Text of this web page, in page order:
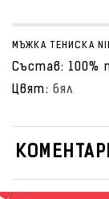
МЪЖКА ТЕНИСКА
Състав: 100%
Цвят: бял